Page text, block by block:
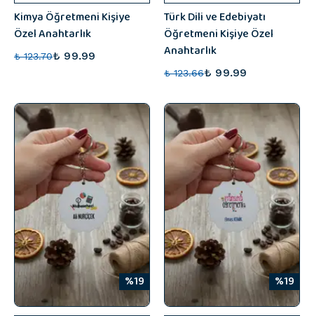
Kimya Öğretmeni Kişiye
Özel Anahtarlık
₺ 123.70₺ 99.99
Türk Dili ve Edebiyatı
Öğretmeni Kişiye Özel
Anahtarlık
₺ 123.66₺ 99.99
%19 %19